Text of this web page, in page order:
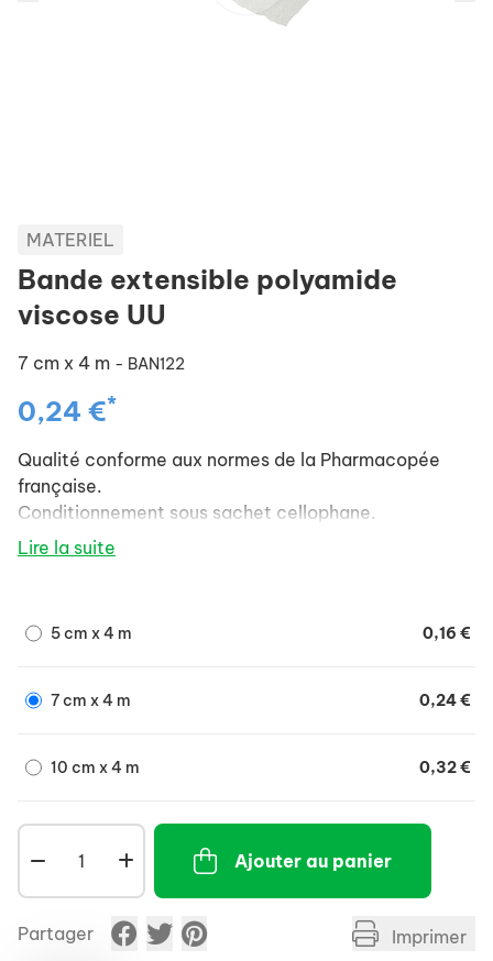
MATERIEL
Bande extensible polyamide
viscose UU
7 cm x 4 m - BAN122
0,24 €*
Qualité conforme aux normes de la Pharmacopée
française.
Conditionnement sous sachet cellophane.
Lire la suite
5 cm x 4 m 0,16 €
7 cm x 4 m 0,24 €
10 cm x 4 m 0,32 €
Ajouter au panier
Partager Imprimer